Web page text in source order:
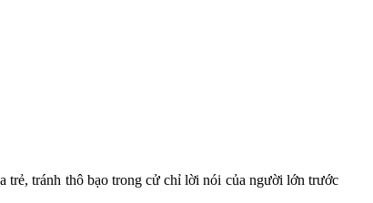
trẻ, tránh thô bạo trong cử chỉ lời nói của người lớn trước